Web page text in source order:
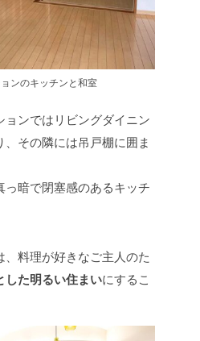
ンのキッチンと和室
ョンではリビングダイニン
、その隣には吊戸棚に囲ま
っ暗で閉塞感のあるキッチ
、料理が好きなご主人のた
した明るい住まいにするこ